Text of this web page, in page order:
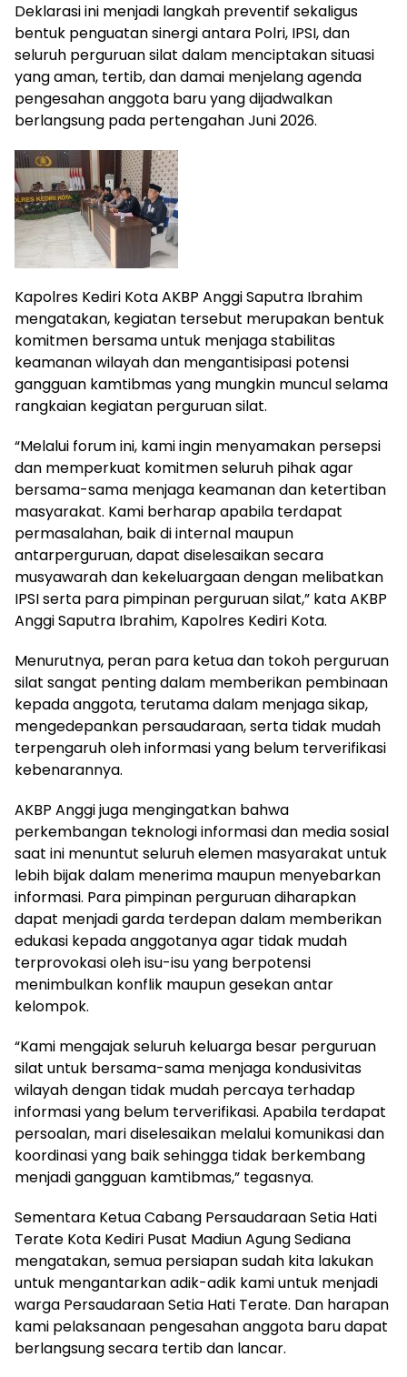
Deklarasi ini menjadi langkah preventif sekaligus
bentuk penguatan sinergi antara Polri, IPSI, dan
seluruh perguruan silat dalam menciptakan situasi
yang aman, tertib, dan damai menjelang agenda
pengesahan anggota baru yang dijadwalkan
berlangsung pada pertengahan Juni 2026.
Kapolres Kediri Kota AKBP Anggi Saputra Ibrahim
mengatakan, kegiatan tersebut merupakan bentuk
komitmen bersama untuk menjaga stabilitas
keamanan wilayah dan mengantisipasi potensi
gangguan kamtibmas yang mungkin muncul selama
rangkaian kegiatan perguruan silat.
“Melalui forum ini, kami ingin menyamakan persepsi
dan memperkuat komitmen seluruh pihak agar
bersama-sama menjaga keamanan dan ketertiban
masyarakat. Kami berharap apabila terdapat
permasalahan, baik di internal maupun
antarperguruan, dapat diselesaikan secara
musyawarah dan kekeluargaan dengan melibatkan
IPSI serta para pimpinan perguruan silat,” kata AKBP
Anggi Saputra Ibrahim, Kapolres Kediri Kota.
Menurutnya, peran para ketua dan tokoh perguruan
silat sangat penting dalam memberikan pembinaan
kepada anggota, terutama dalam menjaga sikap,
mengedepankan persaudaraan, serta tidak mudah
terpengaruh oleh informasi yang belum terverifikasi
kebenarannya.
AKBP Anggi juga mengingatkan bahwa
perkembangan teknologi informasi dan media sosial
saat ini menuntut seluruh elemen masyarakat untuk
lebih bijak dalam menerima maupun menyebarkan
informasi. Para pimpinan perguruan diharapkan
dapat menjadi garda terdepan dalam memberikan
edukasi kepada anggotanya agar tidak mudah
terprovokasi oleh isu-isu yang berpotensi
menimbulkan konflik maupun gesekan antar
kelompok.
“Kami mengajak seluruh keluarga besar perguruan
silat untuk bersama-sama menjaga kondusivitas
wilayah dengan tidak mudah percaya terhadap
informasi yang belum terverifikasi. Apabila terdapat
persoalan, mari diselesaikan melalui komunikasi dan
koordinasi yang baik sehingga tidak berkembang
menjadi gangguan kamtibmas,” tegasnya.
Sementara Ketua Cabang Persaudaraan Setia Hati
Terate Kota Kediri Pusat Madiun Agung Sediana
mengatakan, semua persiapan sudah kita lakukan
untuk mengantarkan adik-adik kami untuk menjadi
warga Persaudaraan Setia Hati Terate. Dan harapan
kami pelaksanaan pengesahan anggota baru dapat
berlangsung secara tertib dan lancar.